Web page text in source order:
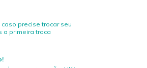
precise trocar seu
a primeira troca